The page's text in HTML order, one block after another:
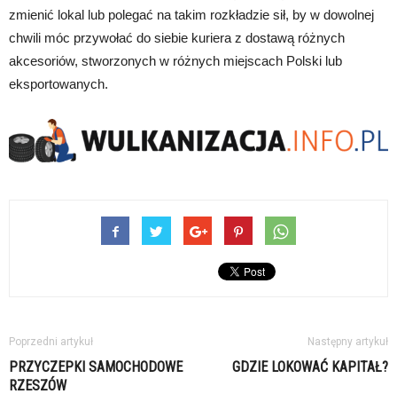
zmienić lokal lub polegać na takim rozkładzie sił, by w dowolnej
chwili móc przywołać do siebie kuriera z dostawą różnych
akcesoriów, stworzonych w różnych miejscach Polski lub
eksportowanych.
Poprzedni artykuł
PRZYCZEPKI SAMOCHODOWE
RZESZÓW
Następny artykuł
GDZIE LOKOWAĆ KAPITAŁ?